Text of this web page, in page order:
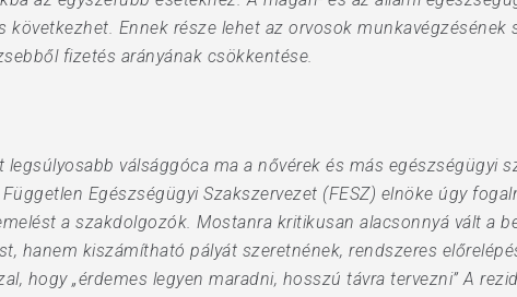
Ennek része lehet az orvosok munkavégzésének
fizetés arányának csökkentése.
válsággóca ma a nővérek és más egészségügyi
Egészségügyi Szakszervezet (FESZ) elnöke úgy
a szakdolgozók. Mostanra kritikusan alacsonnyá vált a
hanem kiszámítható pályát szeretnének, rendszeres
hogy „érdemes legyen maradni, hosszú távra tervezni” A